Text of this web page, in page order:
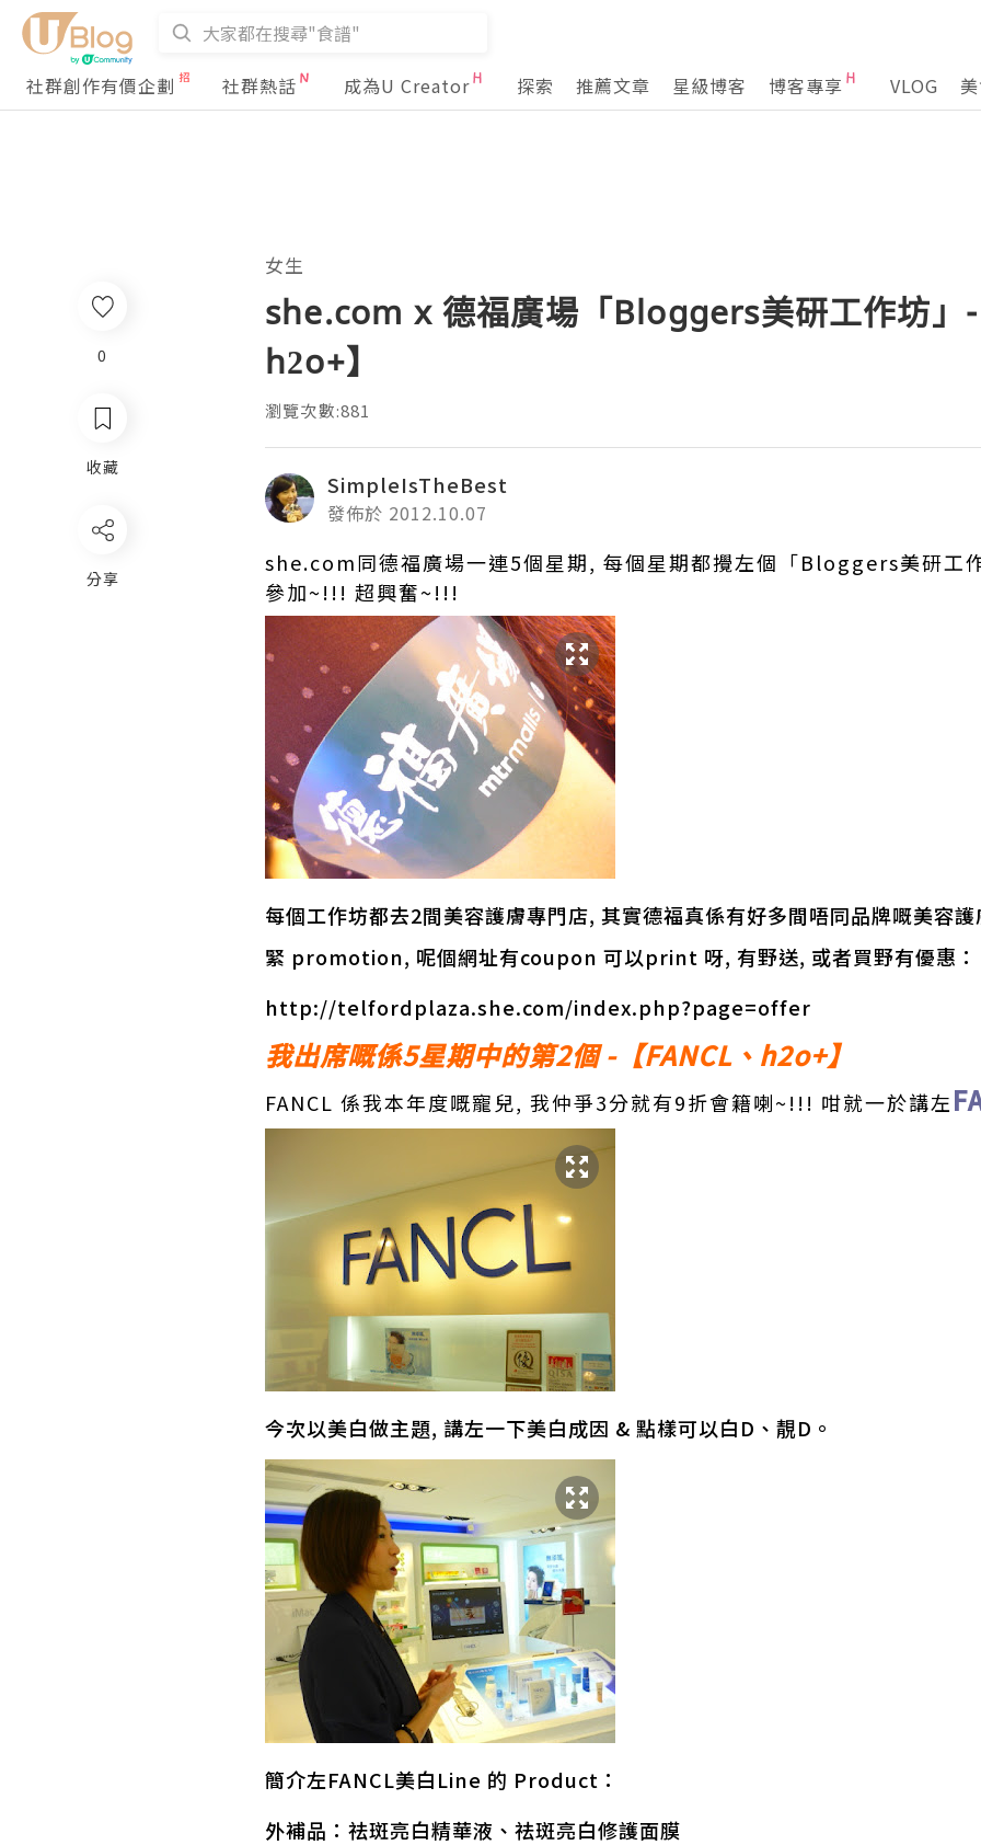
社群創作有價企劃
社群熱話 成為U Creator 探索 推薦文章 星級博客 博客專享 VLOG
0
收藏
分享
女生
she.com x 德福廣場「Bloggers美研工作坊」-
瀏覽次數:881
SimpleIsTheBest
發佈於 2012.10.07
she.com同德福廣場一連5個星期, 每個星期都攪左個「Bloggers美研工
參加~!!! 超興奮~!!!
每個工作坊都去2間美容護膚專門店, 其實德福真係有好多間唔同品牌嘅美容
緊 promotion, 呢個網址有coupon 可以print 呀, 有野送, 或者買野有優惠：
http://telfordplaza.she.com/index.php?page=offer
我出席嘅係5星期中的第2個 -【FANCL、h2o+】
FANCL 係我本年度嘅寵兒, 我仲爭3分就有9折會籍喇~!!! 咁就一於講左
今次以美白做主題, 講左一下美白成因 & 點樣可以白D、靚D。
簡介左FANCL美白Line 的 Product：
外補品：祛斑亮白精華液、祛斑亮白修護面膜